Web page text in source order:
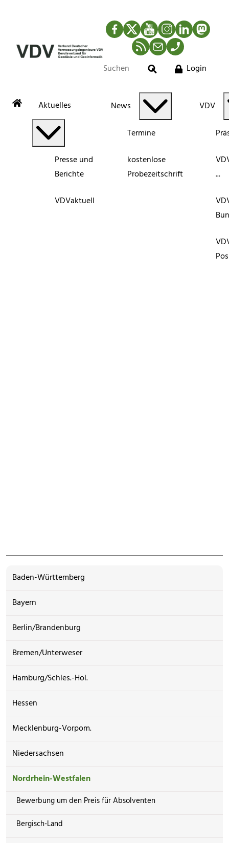
Facebook
TwitterYouTubeInstagram
LinkedIn
RSS-Newsfeed
MailTelefon
Suche
Login
Aktuelles
Presse und
Berichte
VDVaktuell
News
Termine
kostenlose
Probezeitschrift
VDV
...
Baden-Württemberg
Bayern
Berlin/Brandenburg
Bremen/Unterweser
Hamburg/Schles.-Hol.
Hessen
Mecklenburg-Vorpom.
Niedersachsen
Nordrhein-Westfalen
Bewerbung um den Preis für Absolventen
Bergisch-Land